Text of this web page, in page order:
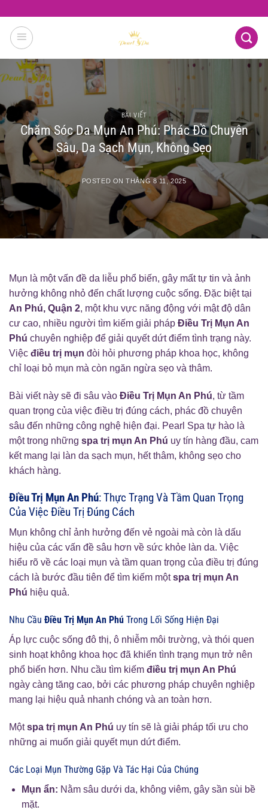
content
BÀI VIẾT
Chăm Sóc Da Mụn An Phú: Phác Đồ Chuyên
Sâu, Da Sạch Mụn, Không Sẹo
POSTED ONTHÁNG 8 11, 2025
Mụn là một vấn đề da liễu phổ biến, gây mất tự tin và ảnh
hưởng không nhỏ đến chất lượng cuộc sống. Đặc biệt tại
An Phú, Quận 2, một khu vực năng động với mật độ dân
cư cao, nhiều người tìm kiếm giải pháp Điều Trị Mụn An
Phú chuyên nghiệp để giải quyết dứt điểm tình trạng này.
Việc điều trị mụn đòi hỏi phương pháp khoa học, không
chỉ loại bỏ mụn mà còn ngăn ngừa sẹo và thâm.
Bài viết này sẽ đi sâu vào Điều Trị Mụn An Phú, từ tầm
quan trọng của việc điều trị đúng cách, phác đồ chuyên
sâu đến những công nghệ hiện đại. Pearl Spa tự hào là
một trong những spa trị mụn An Phú uy tín hàng đầu, cam
kết mang lại làn da sạch mụn, hết thâm, không sẹo cho
khách hàng.
Điều Trị Mụn An Phú: Thực Trạng Và Tầm Quan Trọng
Của Việc Điều Trị Đúng Cách
Mụn không chỉ ảnh hưởng đến vẻ ngoài mà còn là dấu
hiệu của các vấn đề sâu hơn về sức khỏe làn da. Việc
hiểu rõ về các loại mụn và tầm quan trọng của điều trị đúng
cách là bước đầu tiên để tìm kiếm mộtspa trị mụn An
Phú hiệu quả.
Nhu Cầu Điều Trị Mụn An Phú Trong Lối Sống Hiện Đại
Áp lực cuộc sống đô thị, ô nhiễm môi trường, và thói quen
sinh hoạt không khoa học đã khiến tình trạng mụn trở nên
phổ biến hơn. Nhu cầu tìm kiếm điều trị mụn An Phú
ngày càng tăng cao, bởi các phương pháp chuyên nghiệp
mang lại hiệu quả nhanh chóng và an toàn hơn.
Mộtspa trị mụn An Phú uy tín sẽ là giải pháp tối ưu cho
những ai muốn giải quyết mụn dứt điểm.
Các Loại Mụn Thường Gặp Và Tác Hại Của Chúng
Mụn ẩn: Nằm sâu dưới da, không viêm, gây sần sùi bề
mặt.